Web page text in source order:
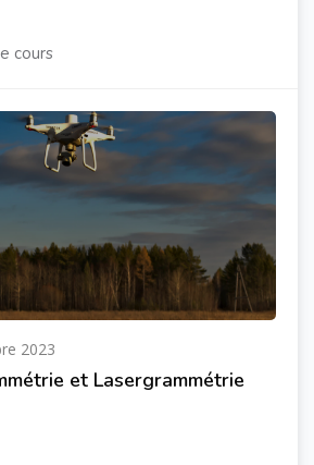
cours
2023
et Lasergrammétrie